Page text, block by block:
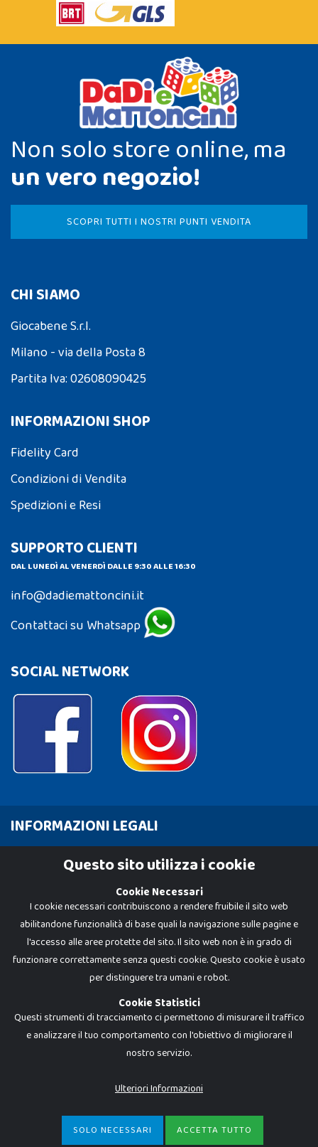
€35,00-ACQUISTA
Non solo store online, ma
un vero negozio!
SCOPRI TUTTI I NOSTRI PUNTI VENDITA
CHI SIAMO
Giocabene S.r.l.
Milano - via della Posta 8
Partita Iva: 02608090425
INFORMAZIONI SHOP
Fidelity Card
Condizioni di Vendita
Spedizioni e Resi
SUPPORTO CLIENTI
DAL LUNEDÌ AL VENERDÌ DALLE 9:30 ALLE 16:30
info@dadiemattoncini.it
Contattaci su Whatsapp
SOCIAL NETWORK
INFORMAZIONI LEGALI
Cookie Policy
Dadi e Mattoncini è un brand di Giocabene Srl. Ogni riproduzione o utilizzo non
I prezzi e le promozioni pubblicate potrebbero differire da quanto esposto in
P.IVA 02608090425 - REA AN201199 - C.S. 10.000 i.v.
Questo sito utilizza i cookie
Cookie Necessari
I cookie necessari contribuiscono a rendere fruibile il sito web
abilitandone funzionalità di base quali la navigazione sulle pagine e
l'accesso alle aree protette del sito. Il sito web non è in grado di
funzionare correttamente senza questi cookie. Questo cookie è usato
per distinguere tra umani e robot.
Cookie Statistici
Questi strumenti di tracciamento ci permettono di misurare il traffico
e analizzare il tuo comportamento con l'obiettivo di migliorare il
nostro servizio.
Ulteriori Informazioni
SOLO NECESSARI ACCETTA TUTTO